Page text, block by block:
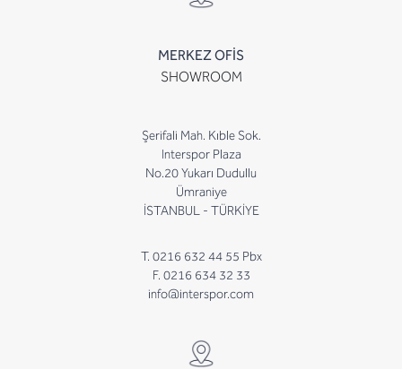
MERKEZ OFİS
SHOWROOM
Şerifali Mah. Kıble Sok.
Interspor Plaza
No.20 Yukarı Dudullu
Ümraniye
İSTANBUL - TÜRKİYE
T. 0216 632 44 55 Pbx
F. 0216 634 32 33
info@interspor.com